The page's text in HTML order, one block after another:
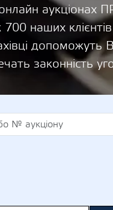
онлайн
наших
законність